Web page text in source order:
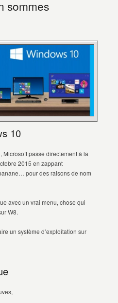
sommes
10
Microsoft passe directement à la
2015 en zappant
pour des raisons de nom
avec un vrai menu, chose qui
W8.
un système d’exploitation sur